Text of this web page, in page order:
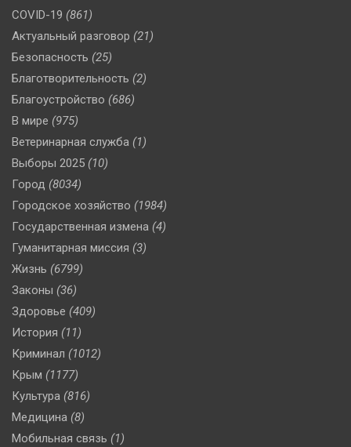
COVID-19 (861)
Актуальный разговор (21)
Безопасность (25)
Благотворительность (2)
Благоустройство (686)
В мире (975)
Ветеринарная служба (1)
Выборы 2025 (10)
Город (8034)
Городское хозяйство (1984)
Государственная измена (4)
Гуманитарная миссия (3)
Жизнь (6799)
Законы (36)
Здоровье (409)
История (11)
Криминал (1012)
Крым (1177)
Культура (816)
Медицина (8)
Мобильная связь (1)